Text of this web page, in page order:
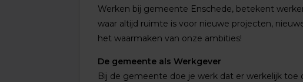
Werken bij gemeente Enschede, betekent
waar altijd ruimte is voor nieuwe projecten,
het waarmaken van onze ambities!
De gemeente als Werkgever
Bij de gemeente doe je werk dat er werkelijk